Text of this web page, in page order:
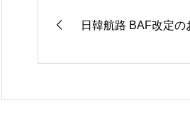
日韓航路 BAF改定の